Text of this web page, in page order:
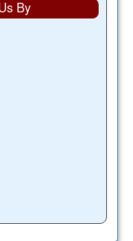
By